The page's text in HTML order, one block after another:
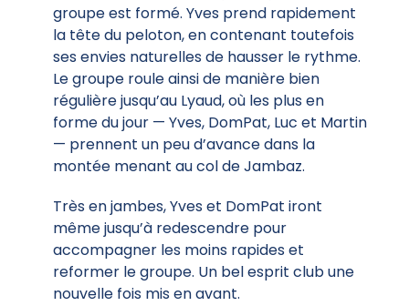
groupe est formé. Yves prend rapidement
la tête du peloton, en contenant toutefois
ses envies naturelles de hausser le rythme.
Le groupe roule ainsi de manière bien
régulière jusqu’au Lyaud, où les plus en
forme du jour — Yves, DomPat, Luc et Martin
— prennent un peu d’avance dans la
montée menant au col de Jambaz.
Très en jambes, Yves et DomPat iront
même jusqu’à redescendre pour
accompagner les moins rapides et
reformer le groupe. Un bel esprit club une
nouvelle fois mis en avant.